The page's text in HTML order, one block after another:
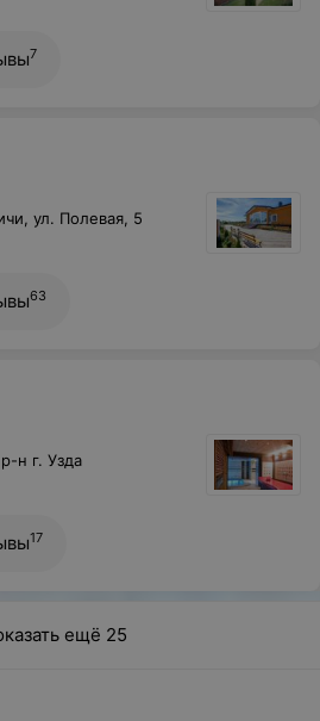
7
ул. Полевая, 5
63
н г. Узда
17
ещё 25